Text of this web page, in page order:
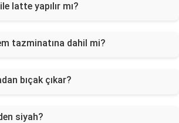
latte yapılır mı?
tazminatına dahil mi?
bıçak çıkar?
siyah?